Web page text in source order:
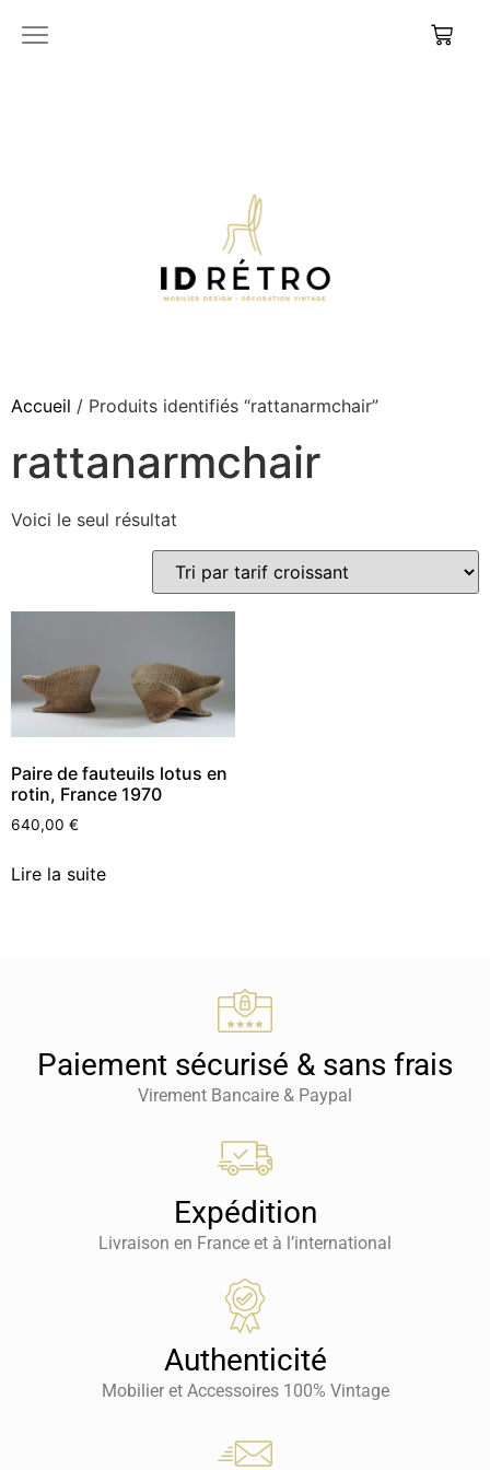
Accueil / Produits identifiés “rattanarmchair”
rattanarmchair
Voici le seul résultat
Paire de fauteuils lotus en
rotin, France 1970
640,00 €
Lire la suite
Paiement sécurisé & sans frais
Virement Bancaire & Paypal
Expédition
Livraison en France et à l’international
Authenticité
Mobilier et Accessoires 100% Vintage